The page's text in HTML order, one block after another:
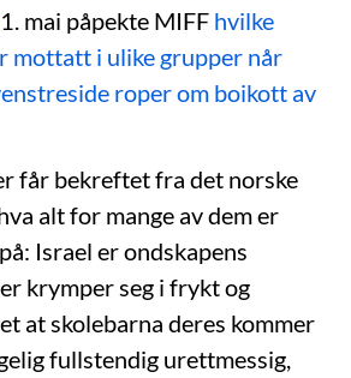
mai påpekte MIFF hvilke
mottatt i ulike grupper når
roper om boikott av
får bekreftet fra det norske
alt for mange av dem er
Israel er ondskapens
krymper seg i frykt og
at skolebarna deres kommer
fullstendig urettmessig,